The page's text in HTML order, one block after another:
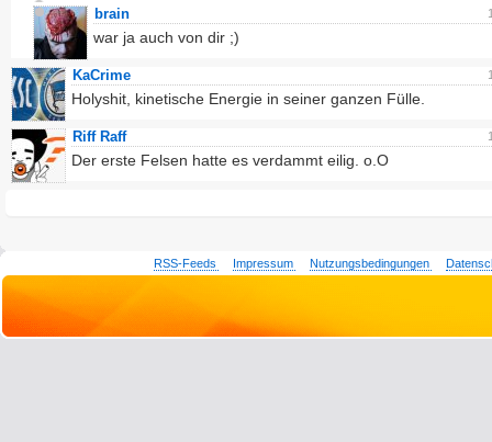
brain
war ja auch von dir ;)
KaCrime
Holyshit, kinetische Energie in seiner ganzen Fülle.
Riff Raff
Der erste Felsen hatte es verdammt eilig. o.O
RSS-Feeds Impressum Nutzungsbedingungen